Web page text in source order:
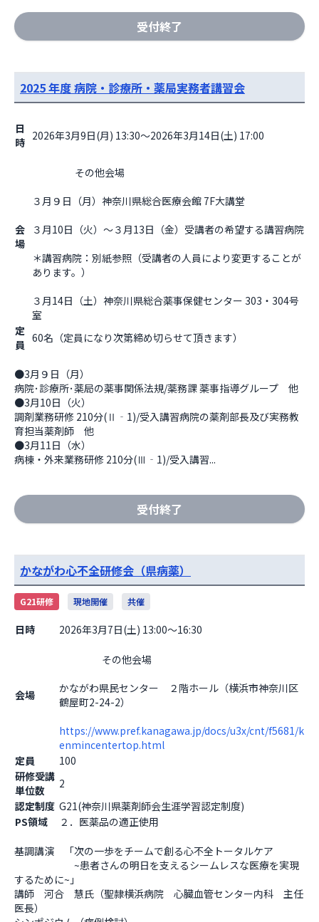
受付終了
2025 年度 病院・診療所・薬局実務者講習会
日
時 2026年3月9日(月) 13:30～2026年3月14日(土) 17:00
会
場
３月９日（月）神奈川県総合医療会館 7F大講堂
３月10日（火）～３月13日（金）受講者の希望する講習病院
＊講習病院：別紙参照（受講者の人員により変更することが
あります。）
３月14日（土）神奈川県総合薬事保健センター 303・304号
室
定
員 60名（定員になり次第締め切らせて頂きます）
●3月９日（月）
病院･診療所･薬局の薬事関係法規/薬務課 薬事指導グループ　他
●3月10日（火）
調剤業務研修 210分(Ⅱ‐1)/受入講習病院の薬剤部長及び実務教
育担当薬剤師　他
●3月11日（水）
病棟・外来業務研修 210分(Ⅲ‐1)/受入講習...
受付終了
かながわ心不全研修会（県病薬）
G21研修 現地開催 共催
日時 2026年3月7日(土) 13:00～16:30
会場
かながわ県民センター　２階ホール（横浜市神奈川区
鶴屋町2-24-2）
https://www.pref.kanagawa.jp/docs/u3x/cnt/f5681/k
enmincentertop.html
定員
100
研修受講
単位数
2
認定制度 G21(神奈川県薬剤師会生涯学習認定制度)
PS領域
２．医薬品の適正使用
基調講演　「次の一歩をチームで創る心不全トータルケア
~患者さんの明日を支えるシームレスな医療を実現
するために~」
講師　河合　慧氏（聖隷横浜病院　心臓血管センター内科　主任
医長）